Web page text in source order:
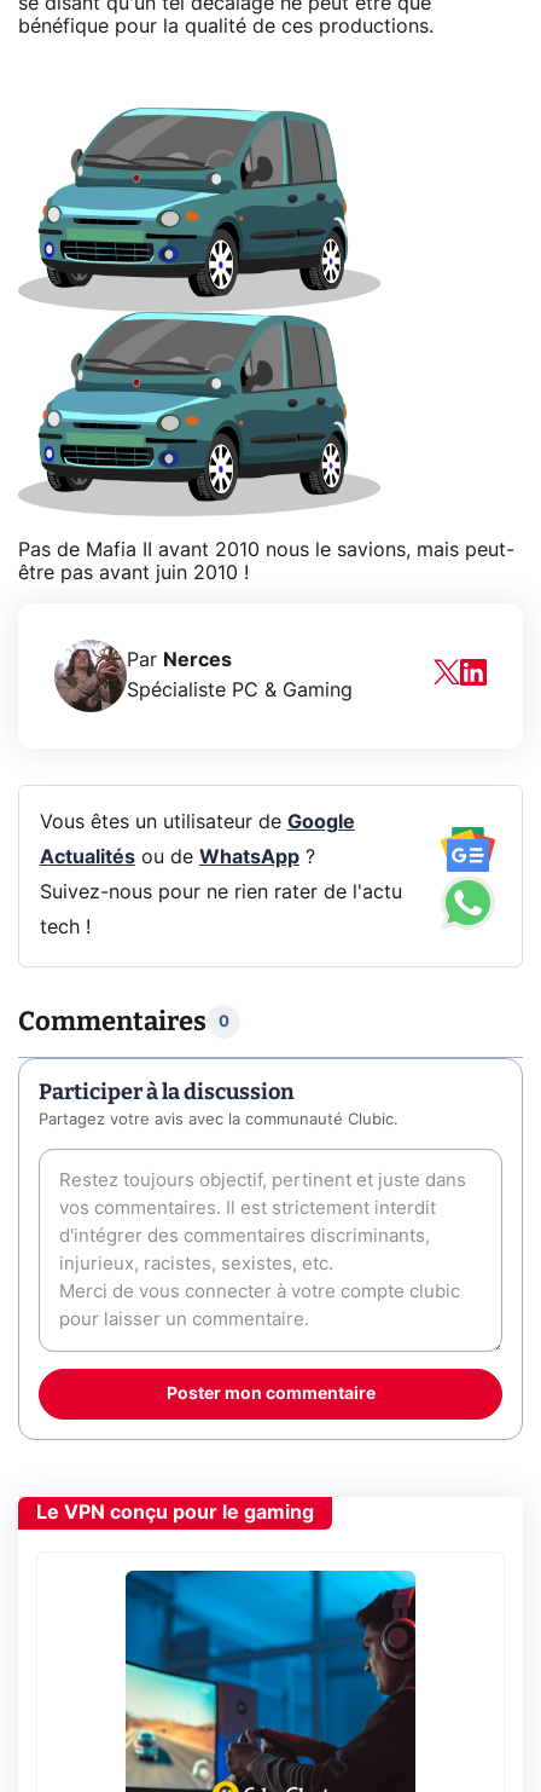
bénéfique pour la qualité de ces productions.
Pas de Mafia II avant 2010 nous le savions, mais peut-
être pas avant juin 2010 !
Par Nerces
Spécialiste PC & Gaming
Vous êtes un utilisateur de Google
Actualitésou de WhatsApp?
Suivez-nous pour ne rien rater de l'actu
tech !
Commentaires 0
Participer à la discussion
Partagez votre avis avec la communauté Clubic.
Poster mon commentaire
Le VPN conçu pour le gaming